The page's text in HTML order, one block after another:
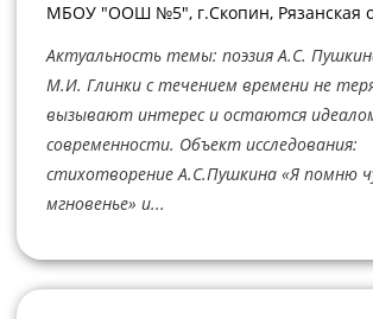
МБОУ "ООШ №5", г.Скопин, Рязанская
Актуальность темы: поэзия А.С.
М.И. Глинки с течением времени не
вызывают интерес и остаются
современности. Объект исследования:
стихотворение А.С.Пушкина «Я помню
мгновенье» и...